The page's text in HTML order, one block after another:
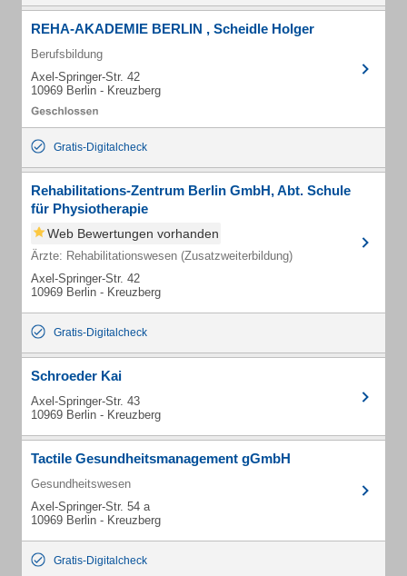
REHA-AKADEMIE BERLIN , Scheidle Holger
Berufsbildung
Axel-Springer-Str. 42
10969 Berlin - Kreuzberg
Gratis-Digitalcheck
Rehabilitations-Zentrum Berlin GmbH, Abt. Schule
für Physiotherapie
Web Bewertungen vorhanden
Ärzte: Rehabilitationswesen (Zusatzweiterbildung)
Axel-Springer-Str. 42
10969 Berlin - Kreuzberg
Gratis-Digitalcheck
Schroeder Kai
Axel-Springer-Str. 43
10969 Berlin - Kreuzberg
Tactile Gesundheitsmanagement gGmbH
Gesundheitswesen
Axel-Springer-Str. 54 a
10969 Berlin - Kreuzberg
Gratis-Digitalcheck